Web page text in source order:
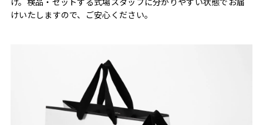
けいたしますので、ご安心ください。